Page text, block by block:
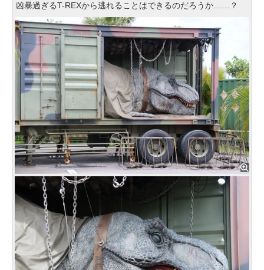
凶暴過ぎるT-REXから逃れることはできるのだろうか……？